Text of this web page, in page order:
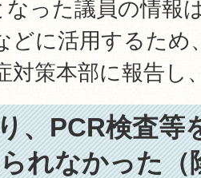
なった議員の情報
どに活用するため
対策本部に報告し
、PCR検査等
れなかった（